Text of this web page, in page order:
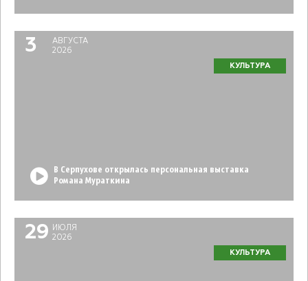
3
АВГУСТА
2026
КУЛЬТУРА
В Серпухове открылась персональная выставка
Романа Мураткина
29
ИЮЛЯ
2026
КУЛЬТУРА